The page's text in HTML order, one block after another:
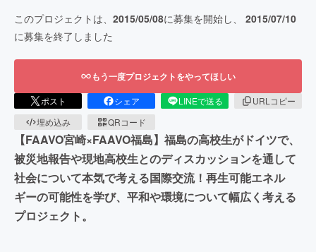
このプロジェクトは、 2015/05/08に募集を開始し、 2015/07/10
に募集を終了しました
もう一度プロジェクトをやってほしい
ポスト シェア LINEで送る
URLコピー
埋め込み
QRコード
【FAAVO宮崎×FAAVO福島】福島の高校生がドイツで、
被災地報告や現地高校生とのディスカッションを通して
社会について本気で考える国際交流！再生可能エネル
ギーの可能性を学び、平和や環境について幅広く考える
プロジェクト。